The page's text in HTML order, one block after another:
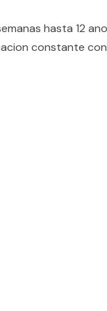
hasta 12
constante